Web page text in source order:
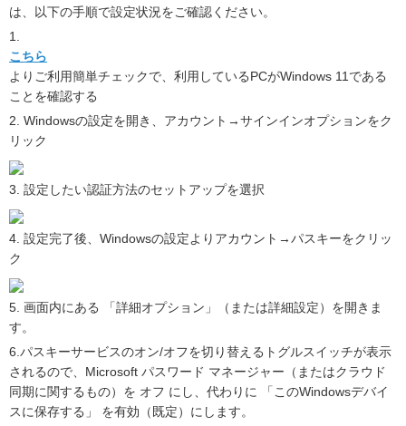
は、以下の手順で設定状況をご確認ください。
1.
こちら
よりご利用簡単チェックで、利用しているPCがWindows 11である
ことを確認する
2. Windowsの設定を開き、アカウント→サインインオプションをク
リック
3. 設定したい認証方法のセットアップを選択
4. 設定完了後、Windowsの設定よりアカウント→パスキーをクリッ
ク
5. 画面内にある 「詳細オプション」（または詳細設定）を開きま
す。
6.パスキーサービスのオン/オフを切り替えるトグルスイッチが表示
されるので、Microsoft パスワード マネージャー（またはクラウド
同期に関するもの）を オフ にし、代わりに 「このWindowsデバイ
スに保存する」 を有効（既定）にします。